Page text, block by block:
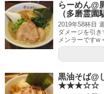
らーめん@
（多磨
2019年58杯目
ダメージを引
メンラーですw
黒油そば@
★★★☆☆